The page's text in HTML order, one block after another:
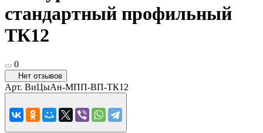
стандартный профильный
ТК12
0
Нет отзывов
Арт. ВиЦыАн-МПП-ВП-ТК12